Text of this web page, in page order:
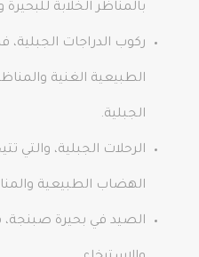
بالمناظر الخلابة
ركوب الدراجات
الطبيعية الغنية
الجبلية.
الرحلات الجبلية، والتي
الهضاب الطبيعية
الصيد في بحيرة